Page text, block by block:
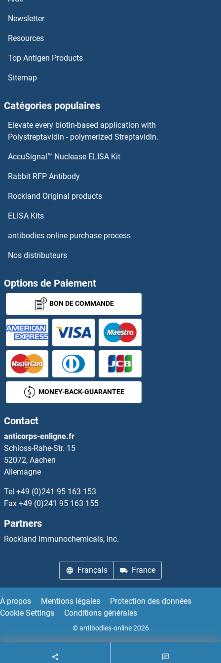
DAK Kits ELISA
DAD1 Kits ELISA
DACH2 Kits ELISA
DAB2 Kits ELISA
DAB1 Kits ELISA
DAAM1 Kits ELISA
DCAF12L1 Kits ELISA
DCAKD Kits ELISA
DCC Kits ELISA
DCI Kits ELISA
DCK Kits ELISA
DCLK1 Kits ELISA
DCPS Kits ELISA
DcR1 Kits ELISA
DcR2 Kits ELISA
DCST1 Kits ELISA
DCT Kits ELISA
DCTPP1 Kits ELISA
DCXR Kits ELISA
DDAH2 Kits ELISA
DDB2 Kits ELISA
DDC Kits ELISA
Newsletter
Resources
Top Antigen Products
Sitemap
Catégories populaires
Elevate every biotin-based application with
Polystreptavidin - polymerized Streptavidin.
AccuSignal™ Nuclease ELISA Kit
Rabbit RFP Antibody
Rockland Original products
ELISA Kits
antibodies online purchase process
Nos distributeurs
Options de Paiement
BON DE COMMANDE
MONEY-BACK-GUARANTEE
Contact
anticorps-enligne.fr
Schloss-Rahe-Str. 15
52072, Aachen
Allemagne
Tel +49 (0)241 95 163 153
Fax +49 (0)241 95 163 155
Partners
Rockland Immunochemicals, Inc.
Français France
À propos Mentions légales
Protection des données
Cookie Settings
Conditions générales
© antibodies-online 2026